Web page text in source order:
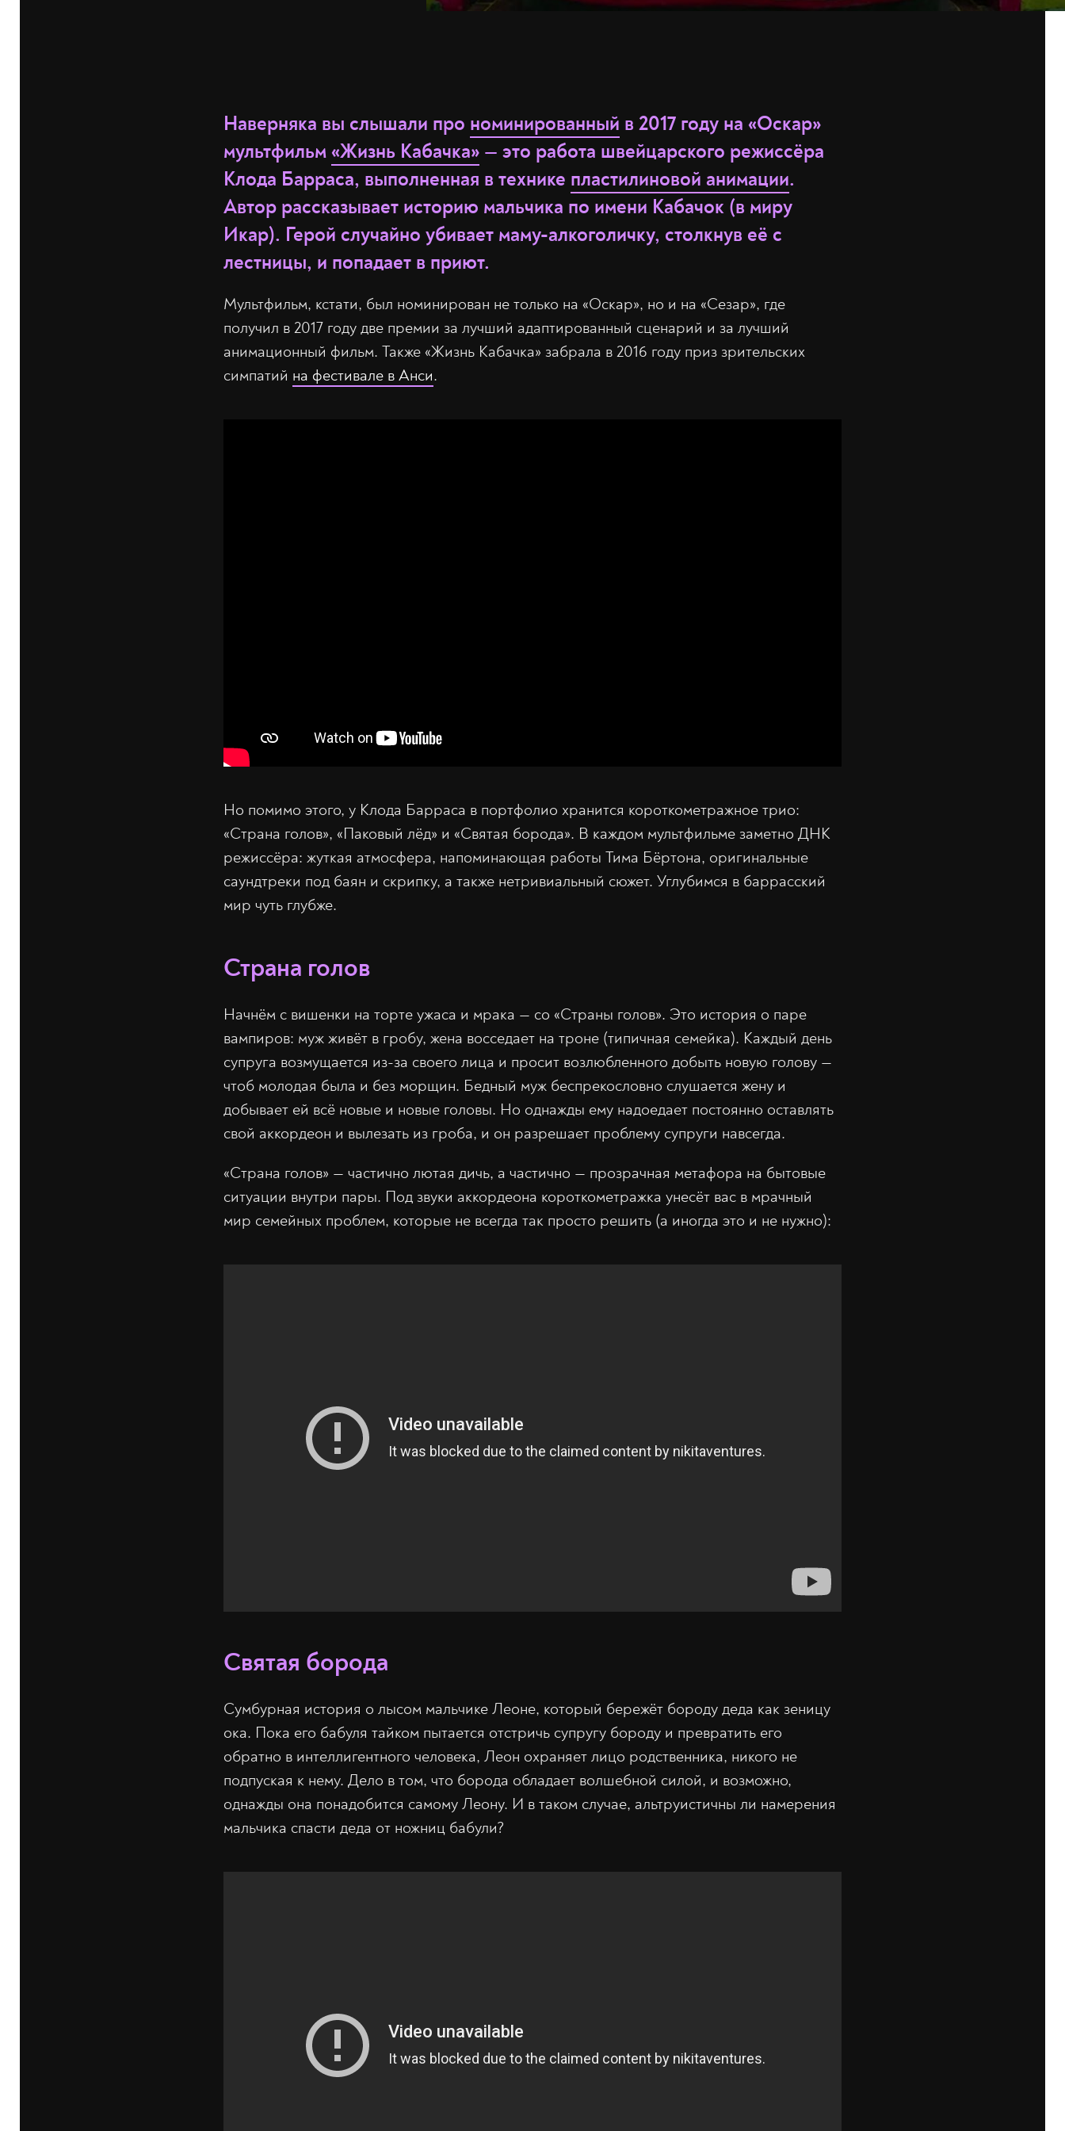
Наверняка вы слышали про номинированный в 2017 году на «Оскар»
мультфильм«Жизнь Кабачка» — это работа швейцарского режиссёра
Клода Барраса, выполненная в технике пластилиновой анимации.
Автор рассказывает историю мальчика по имени Кабачок (в миру
Икар). Герой случайно убивает маму-алкоголичку, столкнув её с
лестницы, и попадает в приют.
Мультфильм, кстати, был номинирован не только на «Оскар», но и на «Сезар», где
получил в 2017 году две премии за лучший адаптированный сценарий и за лучший
анимационный фильм. Также «Жизнь Кабачка» забрала в 2016 году приз зрительских
симпатий на фестивале в Анси.
Но помимо этого, у Клода Барраса в портфолио хранится короткометражное трио:
«Страна голов», «Паковый лёд» и «Святая борода». В каждом мультфильме заметно ДНК
режиссёра: жуткая атмосфера, напоминающая работы Тима Бёртона, оригинальные
саундтреки под баян и скрипку, а также нетривиальный сюжет. Углубимся в баррасский
мир чуть глубже.
Страна голов
Начнём с вишенки на торте ужаса и мрака — со «Страны голов». Это история о паре
вампиров: муж живёт в гробу, жена восседает на троне (типичная семейка). Каждый день
супруга возмущается из-за своего лица и просит возлюбленного добыть новую голову —
чтоб молодая была и без морщин. Бедный муж беспрекословно слушается жену и
добывает ей всё новые и новые головы. Но однажды ему надоедает постоянно оставлять
свой аккордеон и вылезать из гроба, и он разрешает проблему супруги навсегда.
«Страна голов» — частично лютая дичь, а частично — прозрачная метафора на бытовые
ситуации внутри пары. Под звуки аккордеона короткометражка унесёт вас в мрачный
мир семейных проблем, которые не всегда так просто решить (а иногда это и не нужно):
Святая борода
Сумбурная история о лысом мальчике Леоне, который бережёт бороду деда как зеницу
ока. Пока его бабуля тайком пытается отстричь супругу бороду и превратить его
обратно в интеллигентного человека, Леон охраняет лицо родственника, никого не
подпуская к нему. Дело в том, что борода обладает волшебной силой, и возможно,
однажды она понадобится самому Леону. И в таком случае, альтруистичны ли намерения
мальчика спасти деда от ножниц бабули?